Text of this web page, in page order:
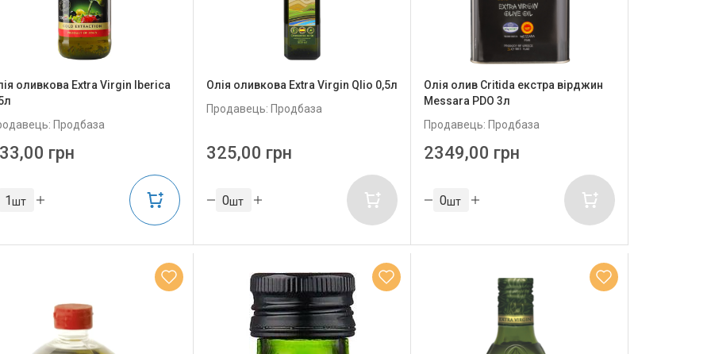
оливкова Extra Virgin Iberica
Продбаза
грн
шт
Олія оливкова Extra Virgin Qlio 0,5л
Продавець: Продбаза
325,00 грн
шт
Олія олив Critida екстра вірджин
Messara PDO 3л
Продавець: Продбаза
2349,00 грн
шт